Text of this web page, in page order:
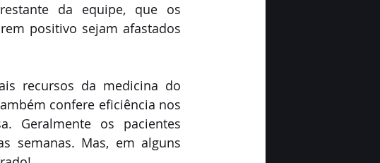
da equipe, que os
positivo sejam afastados
recursos da medicina do
confere eficiência nos
Geralmente os pacientes
semanas. Mas, em alguns